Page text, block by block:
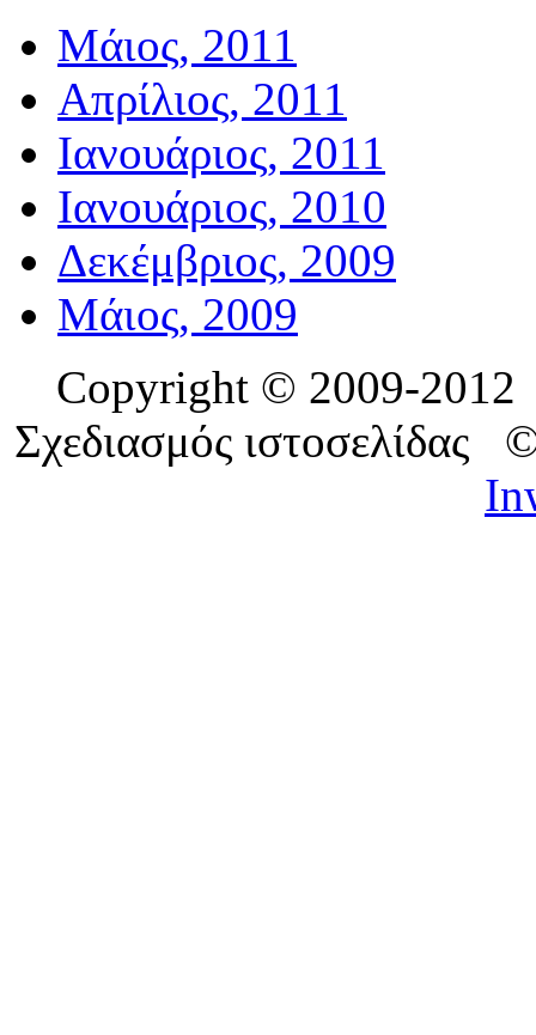
Μάιος, 2011
Απρίλιος, 2011
Ιανουάριος, 2011
Ιανουάριος, 2010
Δεκέμβριος, 2009
Μάιος, 2009
Copyright © 2009-
Σχεδιασμός